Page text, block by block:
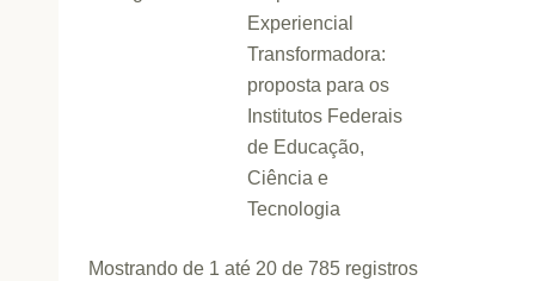
Experiencial
Transformadora:
proposta para os
Institutos Federais
de Educação,
Ciência e
Tecnologia
Mostrando de 1 até 20 de 785 registros